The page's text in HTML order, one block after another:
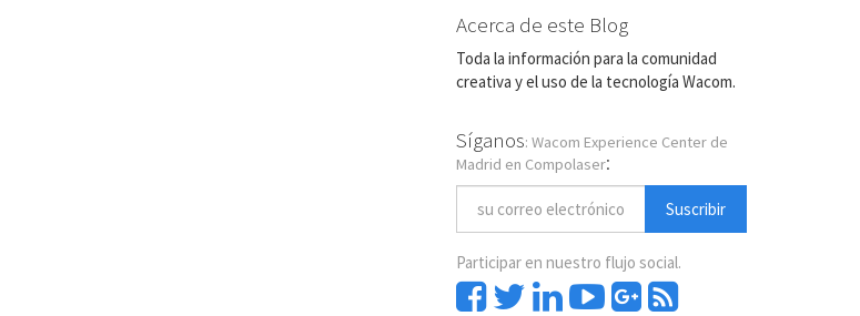
Acerca de este Blog
Toda la información para la comunidad
creativa y el uso de la tecnología Wacom.
Síganos: Wacom Experience Center de
Madrid en Compolaser:
Suscribir
Participar en nuestro flujo social.